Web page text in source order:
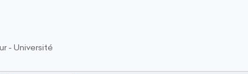
- Université